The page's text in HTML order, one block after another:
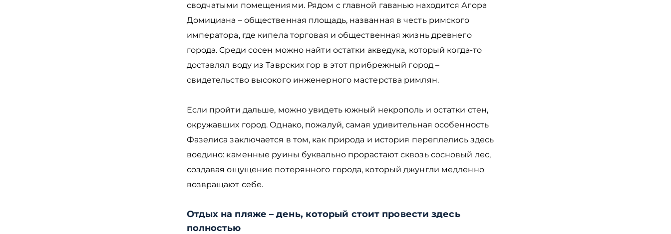
сводчатыми помещениями. Рядом с главной гаванью находится Агора
Домициана – общественная площадь, названная в честь римского
императора, где кипела торговая и общественная жизнь древнего
города. Среди сосен можно найти остатки акведука, который когда-то
доставлял воду из Таврских гор в этот прибрежный город –
свидетельство высокого инженерного мастерства римлян.
Если пройти дальше, можно увидеть южный некрополь и остатки стен,
окружавших город. Однако, пожалуй, самая удивительная особенность
Фазелиса заключается в том, как природа и история переплелись здесь
воедино: каменные руины буквально прорастают сквозь сосновый лес,
создавая ощущение потерянного города, который джунгли медленно
возвращают себе.
Отдых на пляже – день, который стоит провести здесь
полностью